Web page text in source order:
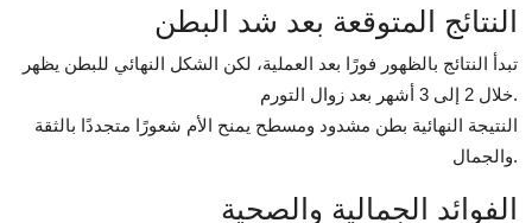
النتائج المتوقعة بعد شد البطن
تبدأ النتائج بالظهور فورًا بعد العملية، لكن الشكل النهائي للبطن يظهر
خلال 2 إلى 3 أشهر بعد زوال التورم.
النتيجة النهائية بطن مشدود ومسطح يمنح الأم شعورًا متجددًا بالثقة
والجمال.
الفوائد الجمالية والصحية